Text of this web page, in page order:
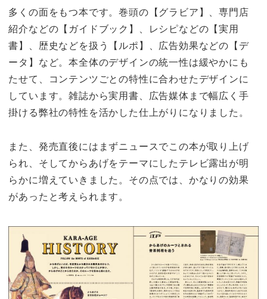
多くの面をもつ本です。巻頭の【グラビア】、専門店
紹介などの【ガイドブック】、レシピなどの【実用
書】、歴史などを扱う【ルポ】、広告効果などの【デ
ータ】など。本全体のデザインの統一性は緩やかにも
たせて、コンテンツごとの特性に合わせたデザインに
しています。雑誌から実用書、広告媒体まで幅広く手
掛ける弊社の特性を活かした仕上がりになりました。
また、発売直後にはまずニュースでこの本が取り上げ
られ、そしてからあげをテーマにしたテレビ露出が明
らかに増えていきました。その点では、かなりの効果
があったと考えられます。